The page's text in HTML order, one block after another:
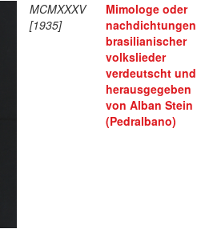
MCMXXXV
[1935]
Mimologe oder
nachdichtungen
brasilianischer
volkslieder
verdeutscht und
herausgegeben
von Alban Stein
(Pedralbano)